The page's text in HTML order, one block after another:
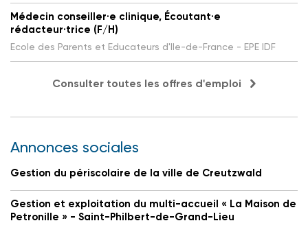
Médecin conseiller·e clinique, Écoutant·e
rédacteur·trice (F/H)
Ecole des Parents et Educateurs d'Ile-de-France - EPE IDF
Consulter toutes les offres d'emploi
Annonces sociales
Gestion du périscolaire de la ville de Creutzwald
Gestion et exploitation du multi-accueil « La Maison de
Petronille » - Saint-Philbert-de-Grand-Lieu